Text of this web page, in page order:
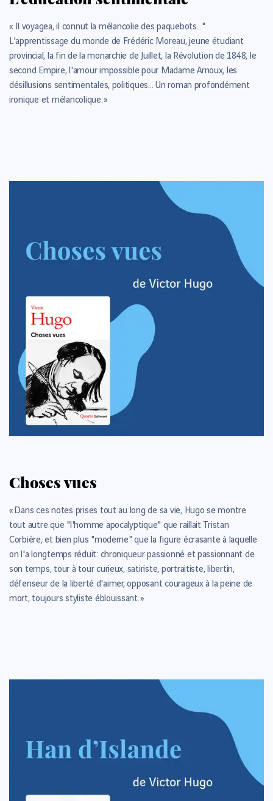
« Il voyagea, il connut la mélancolie des paquebots..."
L'apprentissage du monde de Frédéric Moreau, jeune étudiant
provincial, la fin de la monarchie de Juillet, la Révolution de 1848, le
second Empire, l'amour impossible pour Madame Arnoux, les
désillusions sentimentales, politiques... Un roman profondément
ironique et mélancolique. »
Choses vues
« Dans ces notes prises tout au long de sa vie, Hugo se montre
tout autre que "l'homme apocalyptique" que raillait Tristan
Corbière, et bien plus "moderne" que la figure écrasante à laquelle
on l'a longtemps réduit: chroniqueur passionné et passionnant de
son temps, tour à tour curieux, satiriste, portraitiste, libertin,
défenseur de la liberté d'aimer, opposant courageux à la peine de
mort, toujours styliste éblouissant. »